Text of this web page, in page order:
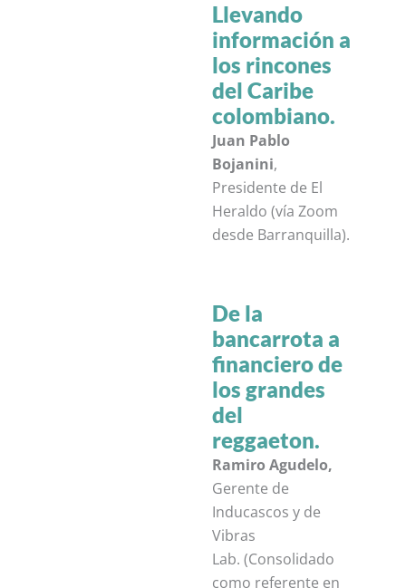
Llevando
información a
los rincones
del Caribe
colombiano.
Juan Pablo
Bojanini,
Presidente de El
Heraldo (vía Zoom
desde Barranquilla).
De la
bancarrota a
financiero de
los grandes
del
reggaeton.
Ramiro Agudelo,
Gerente de
Inducascos y de
Vibras
Lab. (Consolidado
como referente en